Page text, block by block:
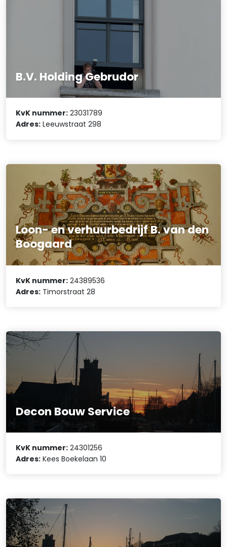
B.V. Holding Gebrudor
KvK nummer: 23031789
Adres: Leeuwstraat 298
Loon- en verhuurbedrijf B. van den
Boogaard
KvK nummer: 24389536
Adres: Timorstraat 28
Decon Bouw Service
KvK nummer: 24301256
Adres: Kees Boekelaan 10